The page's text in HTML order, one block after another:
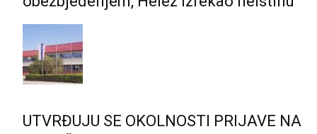
UTVRĐUJU SE OKOLNOSTI PRIJAVE NA